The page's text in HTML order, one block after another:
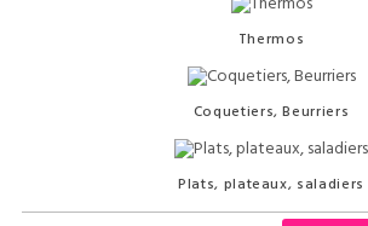
Thermos
Coquetiers, Beurriers
Plats, plateaux, saladiers